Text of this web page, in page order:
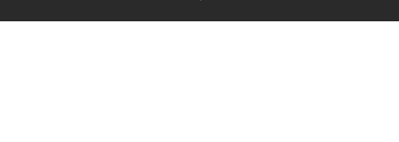
このコンテンツは掲載が終了しました | LINE占い